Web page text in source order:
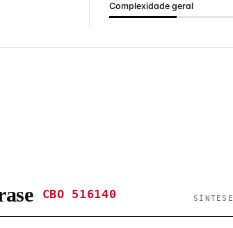
Complexidade geral
CBO 516140 SÍNTESE